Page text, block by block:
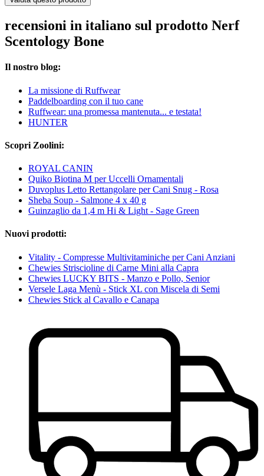
recensioni in italiano sul prodotto Nerf
Scentology Bone
Il nostro blog:
La missione di Ruffwear
Paddelboarding con il tuo cane
Ruffwear: una promessa mantenuta... e testata!
HUNTER
Scopri Zoolini:
ROYAL CANIN
Quiko Biotina M per Uccelli Ornamentali
Duvoplus Letto Rettangolare per Cani Snug - Rosa
Sheba Soup - Salmone 4 x 40 g
Guinzaglio da 1,4 m Hi & Light - Sage Green
Nuovi prodotti:
Vitality - Compresse Multivitaminiche per Cani Anziani
Chewies Striscioline di Carne Mini alla Capra
Chewies LUCKY BITS - Manzo e Pollo, Senior
Versele Laga Menù - Stick XL con Miscela di Semi
Chewies Stick al Cavallo e Canapa